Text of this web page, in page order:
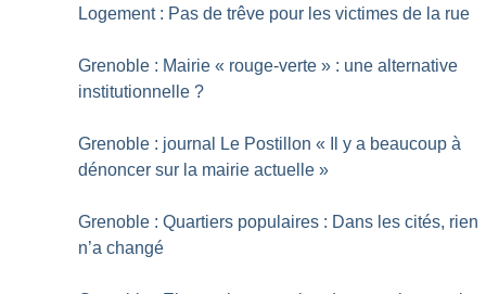
Logement : Pas de trêve pour les victimes de la rue
Grenoble : Mairie « rouge-verte » : une alternative
institutionnelle ?
Grenoble : journal Le Postillon «
Il y a beaucoup à
dénoncer sur la mairie actuelle »
Grenoble : Quartiers populaires : Dans les cités, rien
n’a changé